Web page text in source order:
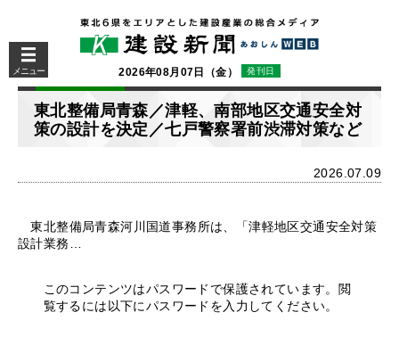
メニュー 2026年08月07日（金） 発刊日
東北整備局青森／津軽、南部地区交通安全対
策の設計を決定／七戸警察署前渋滞対策など
2026.07.09
東北整備局青森河川国道事務所は、「津軽地区交通安全対策
設計業務…
このコンテンツはパスワードで保護されています。閲
覧するには以下にパスワードを入力してください。